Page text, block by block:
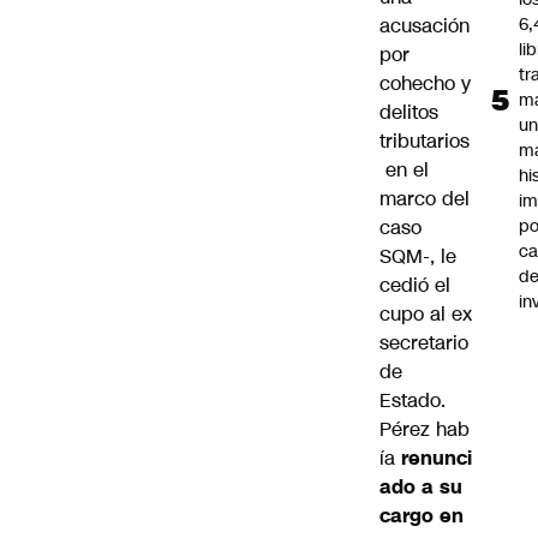
acusación
por
cohecho y
delitos
tributarios
en el
marco del
caso
SQM-, le
cedió el
cupo al ex
secretario
de
Estado.
Pérez hab
ía renunci
ado a su
cargo en
un
de